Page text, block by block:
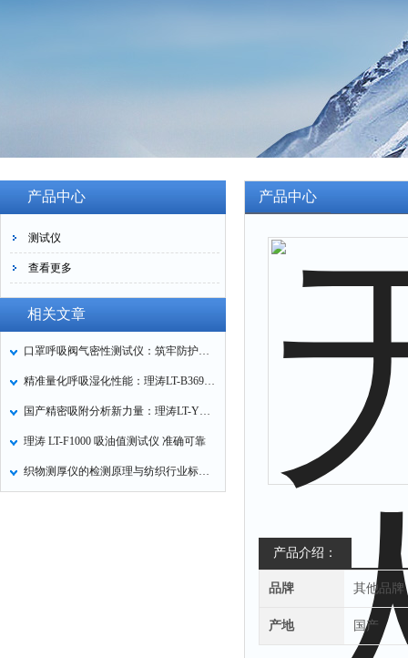
产品中心
测试仪
查看更多
相关文章
口罩呼吸阀气密性测试仪：筑牢防护口罩的质量关卡
精准量化呼吸湿化性能：理涛LT-B369湿化器数据采集装置技术解析
国产精密吸附分析新力量：理涛LT-Y019A全自动高压吸附仪的性能与应用解析
理涛 LT-F1000 吸油值测试仪 准确可靠
织物测厚仪的检测原理与纺织行业标准化应用
产品中心
产品介绍：
品牌 其他品牌
产地 国产